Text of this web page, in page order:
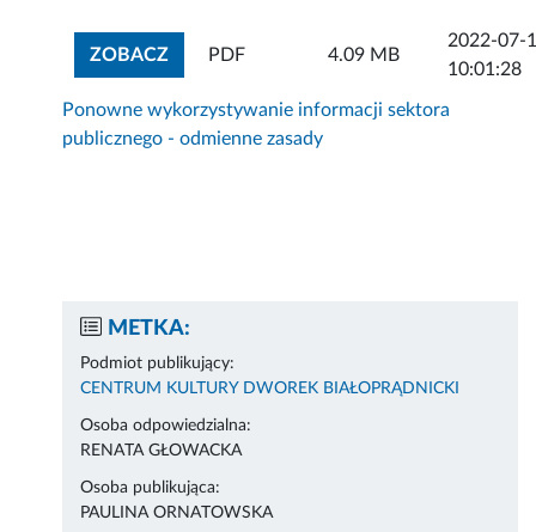
ZOBACZZOBACZ ZAŁĄCZNIK
PDF 4.09 MB
2022-07-
10:01:28
Ponowne wykorzystywanie informacji sektora
publicznego - odmienne zasady
METKA:
Podmiot publikujący:
CENTRUM KULTURY DWOREK BIAŁOPRĄDNICKI
Osoba odpowiedzialna:
RENATA GŁOWACKA
Osoba publikująca:
PAULINA ORNATOWSKA